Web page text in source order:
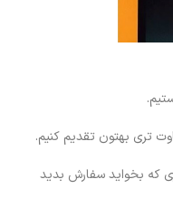
تری بهتون تقدیم کنیم.
که بخواید سفارش بدید